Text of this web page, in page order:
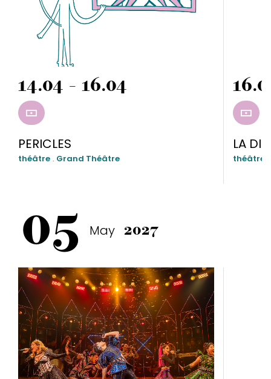
14.04 - 16.04
RÉSERVER
PERICLES
théâtre . Grand Théâtre
LA
théâtre
05 May 2027